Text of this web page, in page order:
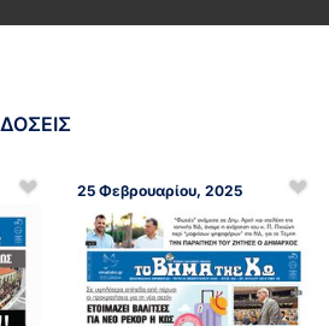
25 Φεβρουαρίου, 2025